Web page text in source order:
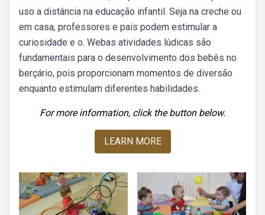
uso a distância na educação infantil. Seja na creche ou
em casa, professores e pais podem estimular a
curiosidade e o. Webas atividades lúdicas são
fundamentais para o desenvolvimento dos bebês no
berçário, pois proporcionam momentos de diversão
enquanto estimulam diferentes habilidades.
For more information, click the button below.
LEARN MORE